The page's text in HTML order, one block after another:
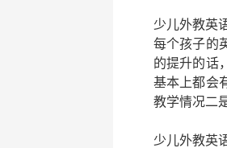
少儿外教英
每个孩子的
的提升的话
基本上都会
教学情况二
少儿外教英